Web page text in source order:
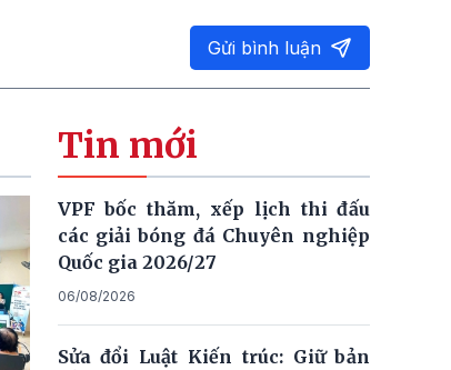
Gửi bình luận
Tin mới
VPF bốc thăm, xếp lịch thi đấu
các giải bóng đá Chuyên nghiệp
Quốc gia 2026/27
06/08/2026
Sửa đổi Luật Kiến trúc: Giữ bản